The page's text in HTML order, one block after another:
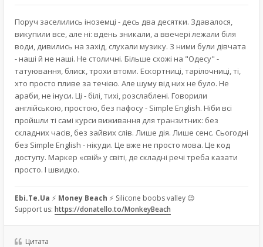
Поруч заселились іноземці - десь два десятки. Здавалося,
викупили все, але ні: вдень зникали, а ввечері лежали біля
води, дивились на захід, слухали музику. З ними були дівчата
- наші й не наші. Не столичні. Більше схожі на "Одесу" -
татуювання, блиск, трохи втоми. Ескортниці, тарілочниці, ті,
хто просто пливе за течією. Але шуму від них не було. Не
араби, не інуси. Ці - білі, тихі, розслаблені. Говорили
англійською, простою, без пафосу - Simple English. Ніби всі
пройшли ті самі курси виживання для транзитних: без
складних часів, без зайвих слів. Лише дія. Лише сенс. Сьогодні
без Simple English - нікуди. Це вже не просто мова. Це код
доступу. Маркер «свій» у світі, де складні речі треба казати
просто. І швидко.
Ebi.Te.Ua ⚡ Money Beach ⚡ Silicone boobs valley 😉
Support us: https://donatello.to/MonkeyBeach
Цитата